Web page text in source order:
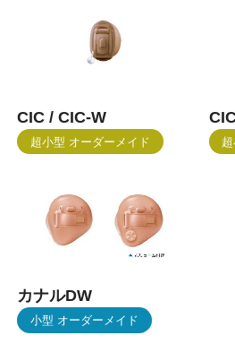
CIC / CIC-W
超小型 オーダーメイド
カナルDW
小型 オーダーメイド